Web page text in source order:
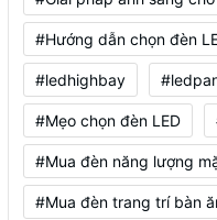
#Hướng dẫn chọn đèn
#ledhighbay
#Mẹo chọn đèn LED
#Mua đèn năng lượng
#Mua đèn trang trí bàn